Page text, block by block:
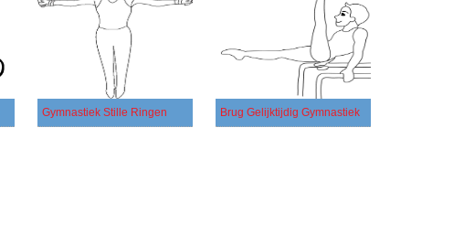
Gymnastiek Stille Ringen Brug Gelijktijdig Gymnastiek